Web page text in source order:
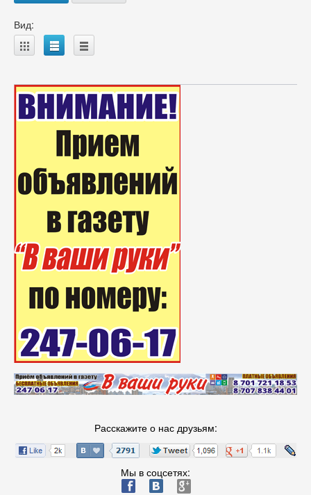
Вид:
A B C
Расскажите о нас друзьям:
Мы в соцсетях:
ä æ è